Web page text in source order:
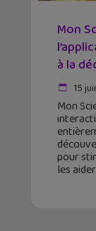
Mon
à la
15
Mon
pour
les